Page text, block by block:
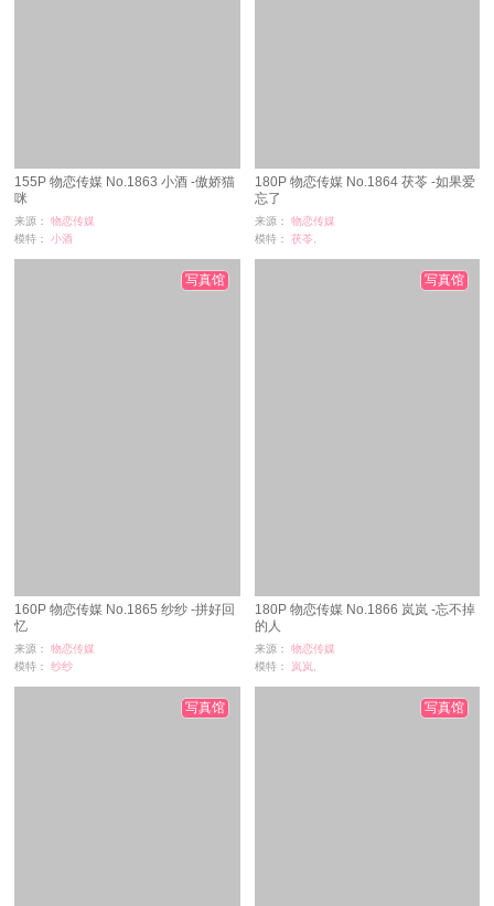
155P 物恋传媒 No.1863 小酒 -傲娇猫
咪
来源：
物恋传媒
模特：
小酒
180P 物恋传媒 No.1864 茯苓 -如果爱
忘了
来源：
物恋传媒
模特：
茯苓,
160P 物恋传媒 No.1865 纱纱 -拼好回
忆
来源：
物恋传媒
模特：
纱纱
写真馆
180P 物恋传媒 No.1866 岚岚 -忘不掉
的人
来源：
物恋传媒
模特：
岚岚,
写真馆
写真馆 写真馆